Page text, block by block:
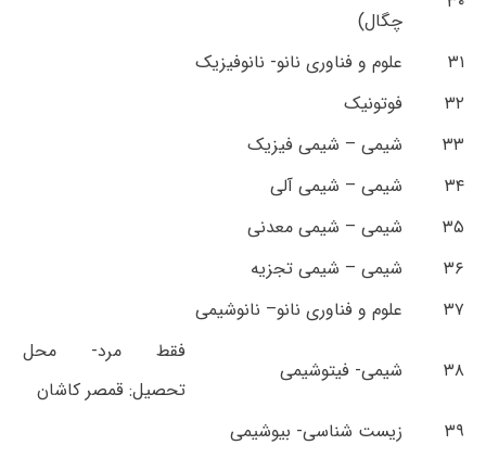
چگال)
۳۱
علوم و فناوری نانو- نانوفیزیک
۳۲
فوتونیک
۳۳
شیمی – شیمی فیزیک
۳۴
شیمی – شیمی آلی
۳۵
شیمی – شیمی معدنی
۳۶
شیمی – شیمی تجزیه
۳۷
علوم و فناوری نانو– نانوشیمی
۳۸ شیمی- فیتوشیمی
فقط مرد- محل
تحصیل: قمصر کاشان
۳۹
زیست شناسی- بیوشیمی